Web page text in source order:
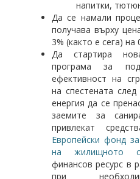
напитки,
Да се намали
получава върху
3% (както е сега)
Да стартира
програма за
ефективност на
на спестената
енергия да се
заемите за
привлекат
Европейски фонд
на жилищното
финансов ресурс в
при